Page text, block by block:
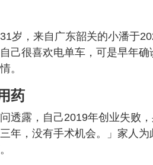
岁，来自广东韶关的小潘于
己很喜欢电单车，可是早年
。
药
透露，自己2019年创业失败
年，没有手术机会。」家人